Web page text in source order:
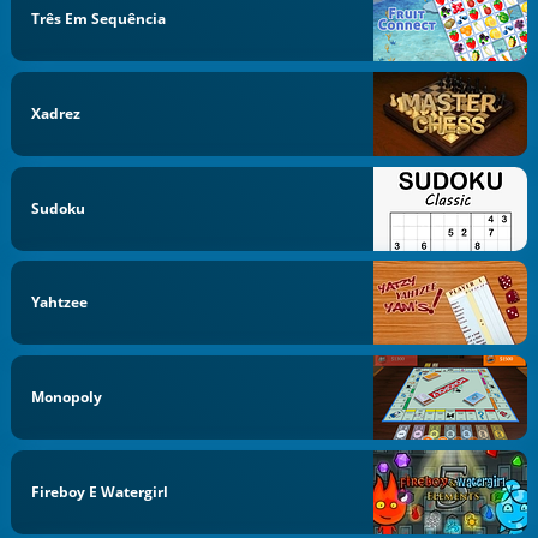
Três Em Sequência
Xadrez
Sudoku
Yahtzee
Monopoly
Fireboy E Watergirl